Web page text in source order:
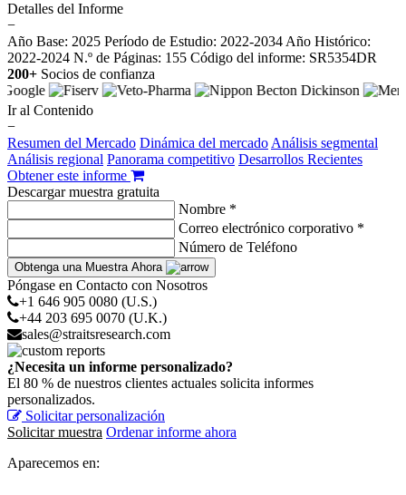
Detalles del Informe
−
Año Base: 2025 Período de Estudio: 2022-2034 Año Histórico:
2022-2024 N.º de Páginas: 155 Código del informe: SR5354DR
200+ Socios de confianza
Ir al Contenido
−
Resumen del Mercado Dinámica del mercado Análisis segmental
Análisis regional Panorama competitivo Desarrollos Recientes
Obtener este informe
Descargar muestra gratuita
Nombre *
Correo electrónico corporativo *
Número de Teléfono
Obtenga una Muestra Ahora
Póngase en Contacto con Nosotros
+1 646 905 0080 (U.S.)
+44 203 695 0070 (U.K.)
sales@straitsresearch.com
¿Necesita un informe personalizado?
El 80 % de nuestros clientes actuales solicita informes
personalizados.
Solicitar personalización
Solicitar muestra Ordenar informe ahora
Aparecemos en: